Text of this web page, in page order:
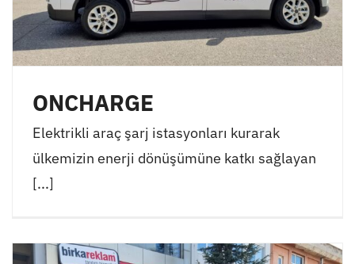
ONCHARGE
Elektrikli araç şarj istasyonları kurarak
ülkemizin enerji dönüşümüne katkı sağlayan
[...]